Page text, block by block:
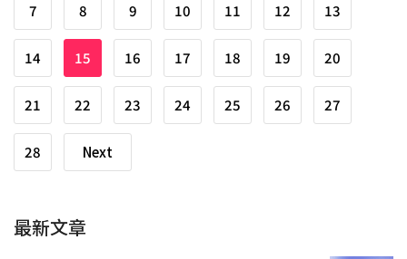
7 8 9 10 11 12 13
14 15 16 17 18 19 20
21 22 23 24 25 26 27
28 Next
最新文章